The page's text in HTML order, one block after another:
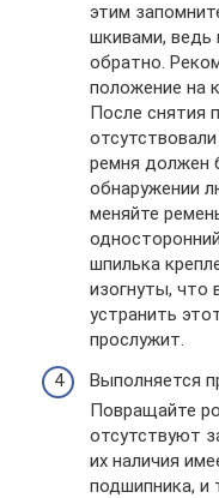
этим
шкивами, ведь
обратно.
положение на
После снятия
ремня должен
обнаружении
меняйте
шпилька
изогнуты, что
устранить
прослужит.
Выполняется
Повращайте
отсутствуют
их наличия
подшипника, и